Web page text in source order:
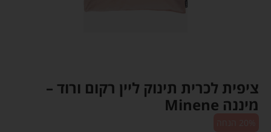
ציפית לכרית תינוק ליין רקום ורוד –
מיננה Minene